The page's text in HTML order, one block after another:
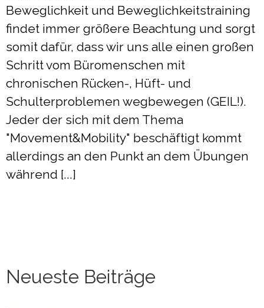
Beweglichkeit und Beweglichkeitstraining
findet immer größere Beachtung und sorgt
somit dafür, dass wir uns alle einen großen
Schritt vom Büromenschen mit
chronischen Rücken-, Hüft- und
Schulterproblemen wegbewegen (GEIL!).
Jeder der sich mit dem Thema
"Movement&Mobility" beschäftigt kommt
allerdings an den Punkt an dem Übungen
während [...]
Neueste Beiträge